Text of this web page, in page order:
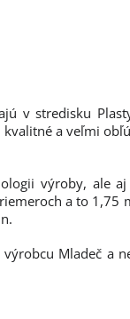
v stredisku
a veľmi
výroby, ale
a to 1,75
Mladeč a